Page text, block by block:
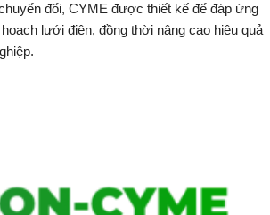
đổi, CYME được thiết kế để đáp ứng
lưới điện, đồng thời nâng cao hiệu quả